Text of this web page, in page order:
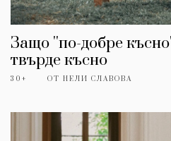
Защо ''по-добре
твърде късно
30+ ОТ НЕЛИ СЛАВОВА